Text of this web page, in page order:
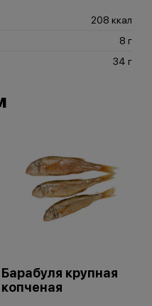
208 ккал
8 г
34 г
Барабуля крупная
копченая